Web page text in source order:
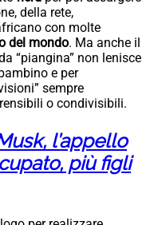
della rete,
con molte
del mondo. Ma anche il
“piangina” non lenisce
e per
sempre
o condivisibili.
l’appello
più figli